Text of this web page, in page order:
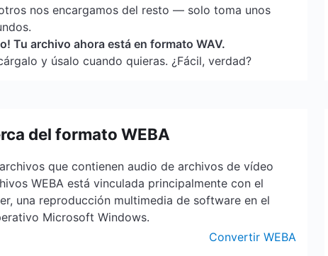
nos encargamos del resto — solo toma unos
Tu archivo ahora está en formato WAV.
y úsalo cuando quieras. ¿Fácil, verdad?
del formato WEBA
que contienen audio de archivos de vídeo
WEBA está vinculada principalmente con el
una reproducción multimedia de software en el
Microsoft Windows.
Convertir WEBA